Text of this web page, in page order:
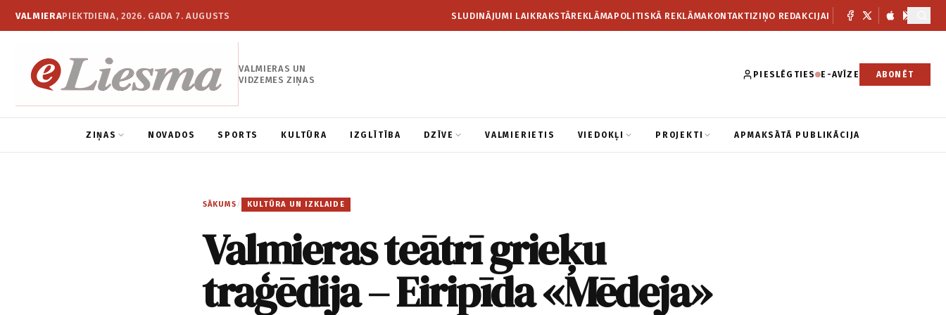
VALMIERAPIEKTDIENA, 2026. GADA 7. AUGUSTS SLUDINĀJUMI LAIKRAKSTĀREKLĀMAPOLITISKĀ REKLĀMAKONTAKTIZIŅO REDAKCIJAI
VALMIERAS UN
VIDZEMES ZIŅAS
PIESLĒGTIES E-AVĪZE ABONĒT
ZIŅAS NOVADOS SPORTS KULTŪRA IZGLĪTĪBA DZĪVE VALMIERIETIS VIEDOKĻI PROJEKTI APMAKSĀTĀ PUBLIKĀCIJA
SĀKUMS / KULTŪRA UN IZKLAIDE
Valmieras teātrī grieķu
traģēdija – Eiripīda «Mēdeja»